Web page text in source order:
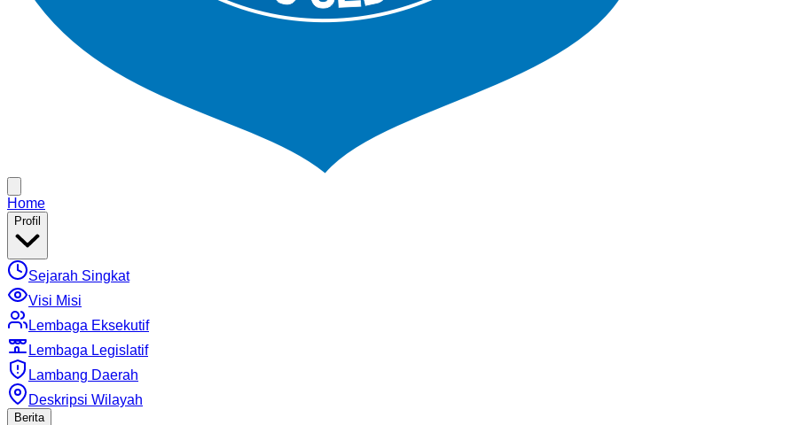
Home
Profil
Sejarah Singkat
Visi Misi
Lembaga Eksekutif
Lembaga Legislatif
Lambang Daerah
Deskripsi Wilayah
Berita